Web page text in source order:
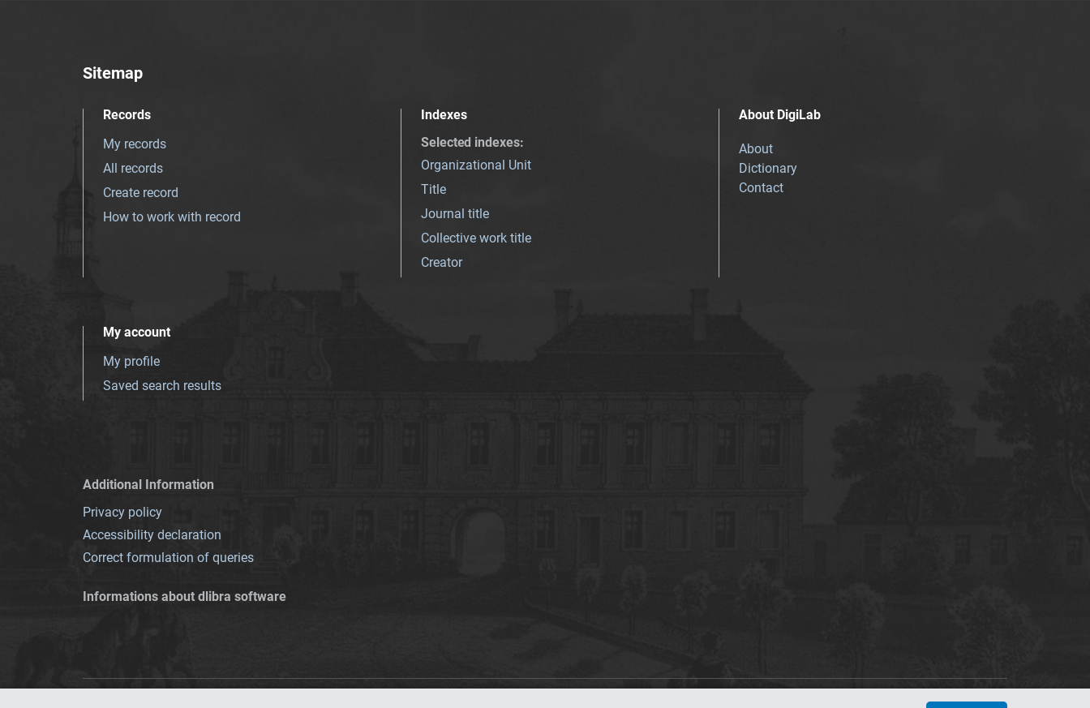
Sitemap
Records
My records
All records
Create record
How to work with record
Indexes
Selected indexes:
Organizational Unit
Title
Journal title
Collective work title
Creator
About DigiLab
About
Dictionary
Contact
My account
My profile
Saved search results
Additional Information
Privacy policy
Accessibility declaration
Correct formulation of queries
Informations about dlibra software